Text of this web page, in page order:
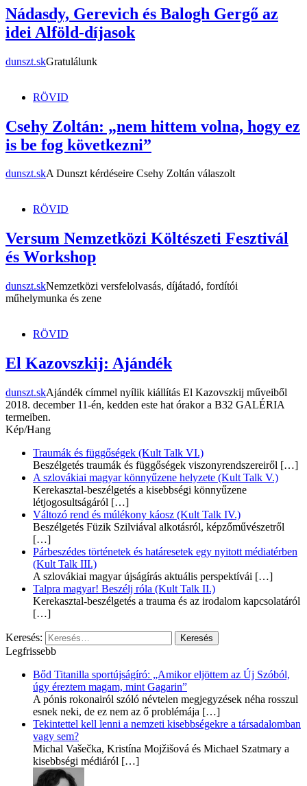
Nádasdy, Gerevich és Balogh Gergő az
idei Alföld-díjasok
dunszt.skGratulálunk
RÖVID
Csehy Zoltán: „nem hittem volna, hogy ez
is be fog következni”
dunszt.skA Dunszt kérdéseire Csehy Zoltán válaszolt
RÖVID
Versum Nemzetközi Költészeti Fesztivál
és Workshop
dunszt.skNemzetközi versfelolvasás, díjátadó, fordítói
műhelymunka és zene
RÖVID
El Kazovszkij: Ajándék
dunszt.skAjándék címmel nyílik kiállítás El Kazovszkij műveiből
2018. december 11-én, kedden este hat órakor a B32 GALÉRIA
termeiben.
Kép/Hang
Traumák és függőségek (Kult Talk VI.)
Beszélgetés traumák és függőségek viszonyrendszereiről […]
A szlovákiai magyar könnyűzene helyzete (Kult Talk V.)
Kerekasztal-beszélgetés a kisebbségi könnyűzene
létjogosultságáról […]
Változó rend és múlékony káosz (Kult Talk IV.)
Beszélgetés Füzik Szilviával alkotásról, képzőművészetről
[…]
Párbeszédes történetek és határesetek egy nyitott médiatérben
(Kult Talk III.)
A szlovákiai magyar újságírás aktuális perspektívái […]
Talpra magyar! Beszélj róla (Kult Talk II.)
Kerekasztal-beszélgetés a trauma és az irodalom kapcsolatáról
[…]
Keresés:
Legfrissebb
Bőd Titanilla sportújságíró: „Amikor eljöttem az Új Szóból,
úgy éreztem magam, mint Gagarin”
A pónis rokonairól szóló névtelen megjegyzések néha rosszul
esnek neki, de ez nem az ő problémája […]
Tekintettel kell lenni a nemzeti kisebbségekre a társadalomban
vagy sem?
Michal Vašečka, Kristína Mojžišová és Michael Szatmary a
kisebbségi médiáról […]